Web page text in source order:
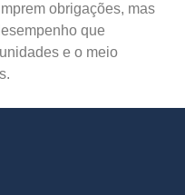
obrigações, mas
que
e o meio